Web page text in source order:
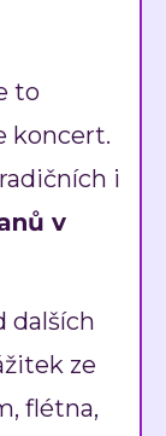
to
koncert.
i
v
dalších
ze
flétna,